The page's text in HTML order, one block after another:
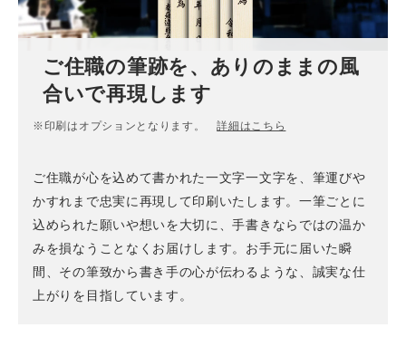
ご住職の筆跡を、ありのままの風
合いで再現します
※印刷はオプションとなります。詳細はこちら
ご住職が心を込めて書かれた一文字一文字を、筆運びや
かすれまで忠実に再現して印刷いたします。一筆ごとに
込められた願いや想いを大切に、手書きならではの温か
みを損なうことなくお届けします。お手元に届いた瞬
間、その筆致から書き手の心が伝わるような、誠実な仕
上がりを目指しています。